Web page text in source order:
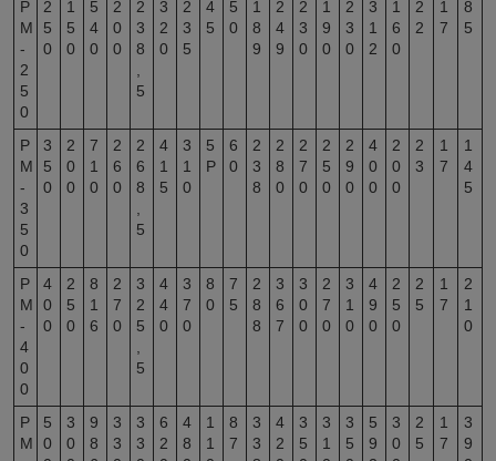
Р
М
-
2
5
0
2
5
0
1
5
0
5
4
0
2
0
0
2
3
8
,
5
3
2
0
2
3
5
4
5
5
0
1
8
9
2
4
9
2
3
0
1
9
0
2
3
0
3
1
2
1
6
0
2
2
1
7
8
5
Р
М
-
3
5
0
3
5
0
2
0
0
7
1
0
2
6
0
2
6
8
,
5
4
1
5
3
1
0
5
P
6
0
2
3
8
2
8
0
2
7
0
2
5
0
2
9
0
4
0
0
2
0
0
2
3
1
7
1
4
5
P
M
-
4
0
0
4
0
0
2
5
0
8
1
6
2
7
0
3
2
5
,
5
4
4
0
3
7
0
8
0
7
5
2
8
8
3
6
7
3
0
0
2
7
0
3
1
0
4
9
0
2
5
0
2
5
1
7
2
1
0
P
M
5
0
3
0
9
8
3
3
3
3
6
2
4
8
1
1
8
7
3
3
4
2
3
5
3
1
3
5
5
9
3
0
2
5
1
7
3
9